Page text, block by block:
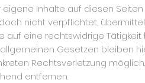
eigene Inhalte auf diesen
nicht verpflichtet,
eine rechtswidrige Tätigkeit
Gesetzen bleiben
Rechtsverletzung
entfernen.